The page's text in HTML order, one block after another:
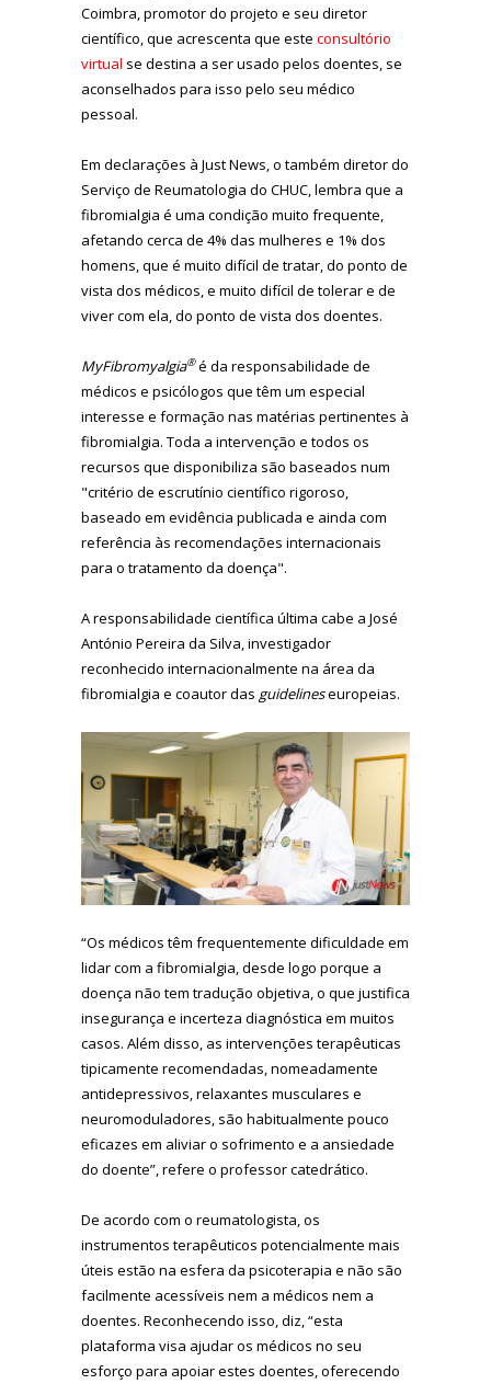
Coimbra, promotor do projeto e seu diretor
científico, que acrescenta que este consultório
virtual se destina a ser usado pelos doentes, se
aconselhados para isso pelo seu médico
pessoal.
Em declarações à Just News, o também diretor do
Serviço de Reumatologia do CHUC, lembra que a
fibromialgia é uma condição muito frequente,
afetando cerca de 4% das mulheres e 1% dos
homens, que é muito difícil de tratar, do ponto de
vista dos médicos, e muito difícil de tolerar e de
viver com ela, do ponto de vista dos doentes.
MyFibromyalgia®é da responsabilidade de
médicos e psicólogos que têm um especial
interesse e formação nas matérias pertinentes à
fibromialgia. Toda a intervenção e todos os
recursos que disponibiliza são baseados num
"critério de escrutínio científico rigoroso,
baseado em evidência publicada e ainda com
referência às recomendações internacionais
para o tratamento da doença".
A responsabilidade científica última cabe a José
António Pereira da Silva, investigador
reconhecido internacionalmente na área da
fibromialgia e coautor das guidelineseuropeias.
“Os médicos têm frequentemente dificuldade em
lidar com a fibromialgia, desde logo porque a
doença não tem tradução objetiva, o que justifica
insegurança e incerteza diagnóstica em muitos
casos. Além disso, as intervenções terapêuticas
tipicamente recomendadas, nomeadamente
antidepressivos, relaxantes musculares e
neuromoduladores, são habitualmente pouco
eficazes em aliviar o sofrimento e a ansiedade
do doente”, refere o professor catedrático.
De acordo com o reumatologista, os
instrumentos terapêuticos potencialmente mais
úteis estão na esfera da psicoterapia e não são
facilmente acessíveis nem a médicos nem a
doentes. Reconhecendo isso, diz, “esta
plataforma visa ajudar os médicos no seu
esforço para apoiar estes doentes, oferecendo